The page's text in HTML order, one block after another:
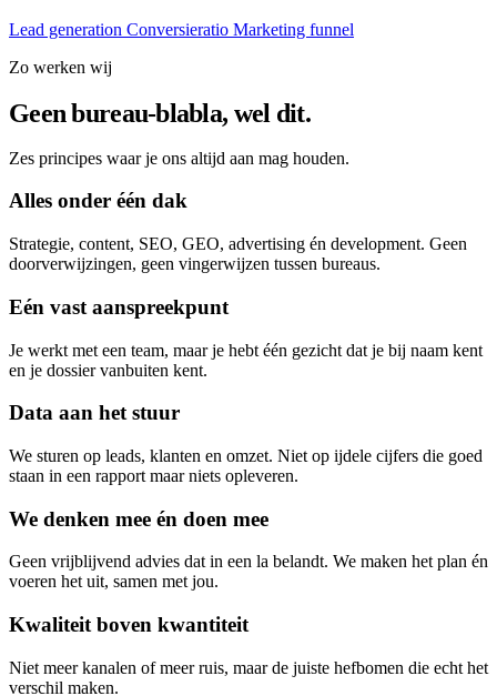
Lead generation Conversieratio Marketing funnel
Zo werken wij
Geen bureau-blabla, wel dit.
Zes principes waar je ons altijd aan mag houden.
Alles onder één dak
Strategie, content, SEO, GEO, advertising én development. Geen
doorverwijzingen, geen vingerwijzen tussen bureaus.
Eén vast aanspreekpunt
Je werkt met een team, maar je hebt één gezicht dat je bij naam kent
en je dossier vanbuiten kent.
Data aan het stuur
We sturen op leads, klanten en omzet. Niet op ijdele cijfers die goed
staan in een rapport maar niets opleveren.
We denken mee én doen mee
Geen vrijblijvend advies dat in een la belandt. We maken het plan én
voeren het uit, samen met jou.
Kwaliteit boven kwantiteit
Niet meer kanalen of meer ruis, maar de juiste hefbomen die echt het
verschil maken.